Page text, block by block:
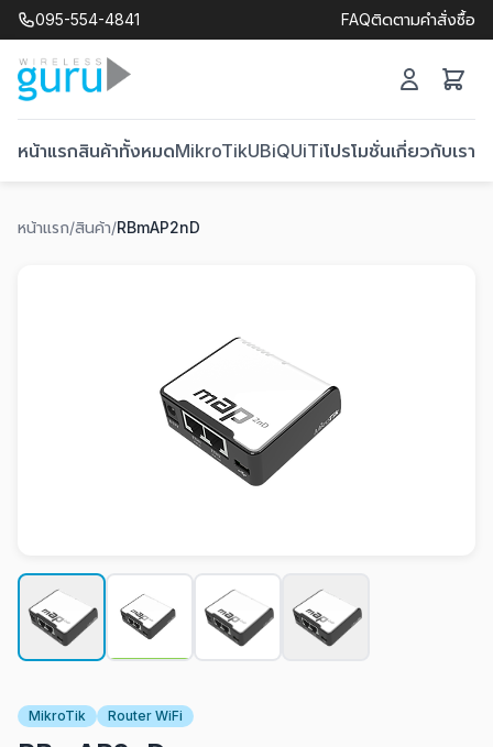
095-554-4841 FAQติดตามคำสั่งซื้อ
หน้าแรกสินค้าทั้งหมดMikroTikUBiQUiTiโปรโมชั่นเกี่ยวกับเรา
หน้าแรก/สินค้า/RBmAP2nD
MikroTik Router WiFi